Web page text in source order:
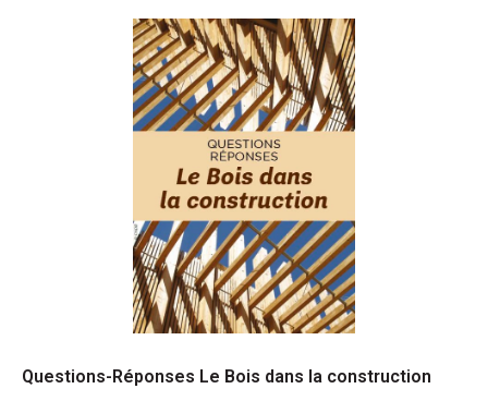
Questions-Réponses Le Bois dans la construction